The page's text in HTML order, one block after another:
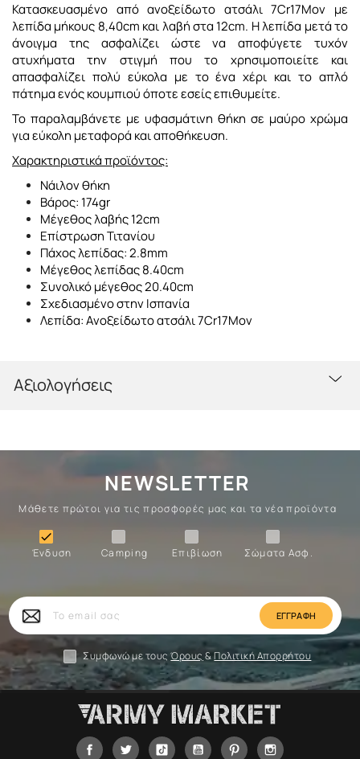
Κατασκευασμένο από ανοξείδωτο ατσάλι 7Cr17Mov με
λεπίδα μήκους 8,40cm και λαβή στα 12cm. Η λεπίδα μετά το
άνοιγμα της ασφαλίζει ώστε να αποφύγετε τυχόν
ατυχήματα την στιγμή που το χρησιμοποιείτε και
απασφαλίζει πολύ εύκολα με το ένα χέρι και το απλό
πάτημα ενός κουμπιού όποτε εσείς επιθυμείτε.
Το παραλαμβάνετε με υφασμάτινη θήκη σε μαύρο χρώμα
για εύκολη μεταφορά και αποθήκευση.
Χαρακτηριστικά προϊόντος:
Νάιλον θήκη
Βάρος: 174gr
Μέγεθος λαβής 12cm
Επίστρωση Τιτανίου
Πάχος λεπίδας: 2.8mm
Μέγεθος λεπίδας 8.40cm
Συνολικό μέγεθος 20.40cm
Σχεδιασμένο στην Ισπανία
Λεπίδα: Ανοξείδωτο ατσάλι 7Cr17Mov
Αξιολογήσεις
NEWSLETTER
Μάθετε πρώτοι για τις προσφορές μας και τα νέα προϊόντα
Σώματα Ασφ.
Επιβίωση
Camping
Ένδυση

Ένδυση
Το
email
σας
Συμφωνώ με τουςΌρους &Πολιτική Απορρήτου
FacebookTwitter Tiktok YouTube Pinterest